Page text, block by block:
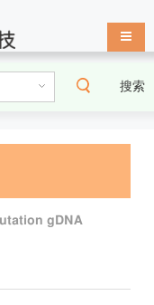
搜索
导航
gDNA